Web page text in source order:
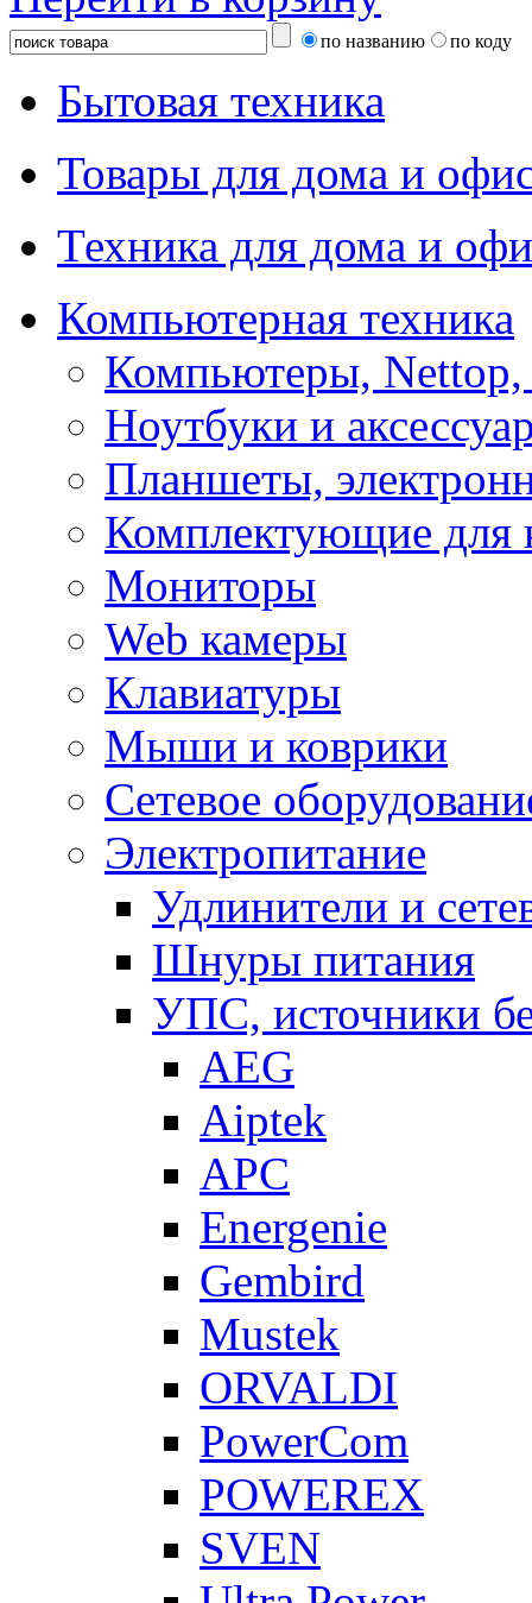
по названию по коду
Бытовая техника
Товары для дома и
Техника для дома и
Компьютерная техника
Компьютеры,
Ноутбуки и
Планшеты,
Комплектующие для
Мониторы
Web камеры
Клавиатуры
Мыши и коврики
Сетевое
Электропитание
Удлинители и
Шнуры питания
УПС, источники
AEG
Aiptek
APC
Energenie
Gembird
Mustek
ORVALDI
PowerCom
POWEREX
SVEN